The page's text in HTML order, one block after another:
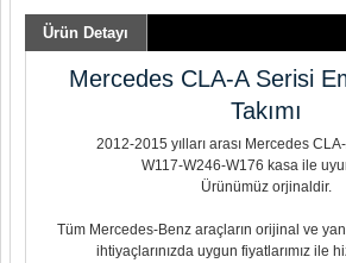
Ürün Detayı
Mercedes CLA-A Serisi
Takımı
2012-2015 yılları arası Mercedes
W117-W246-W176 kasa ile
Ürünümüz orjinaldir.
Tüm Mercedes-Benz araçların orijinal ve
ihtiyaçlarınızda uygun fiyatlarımız ile